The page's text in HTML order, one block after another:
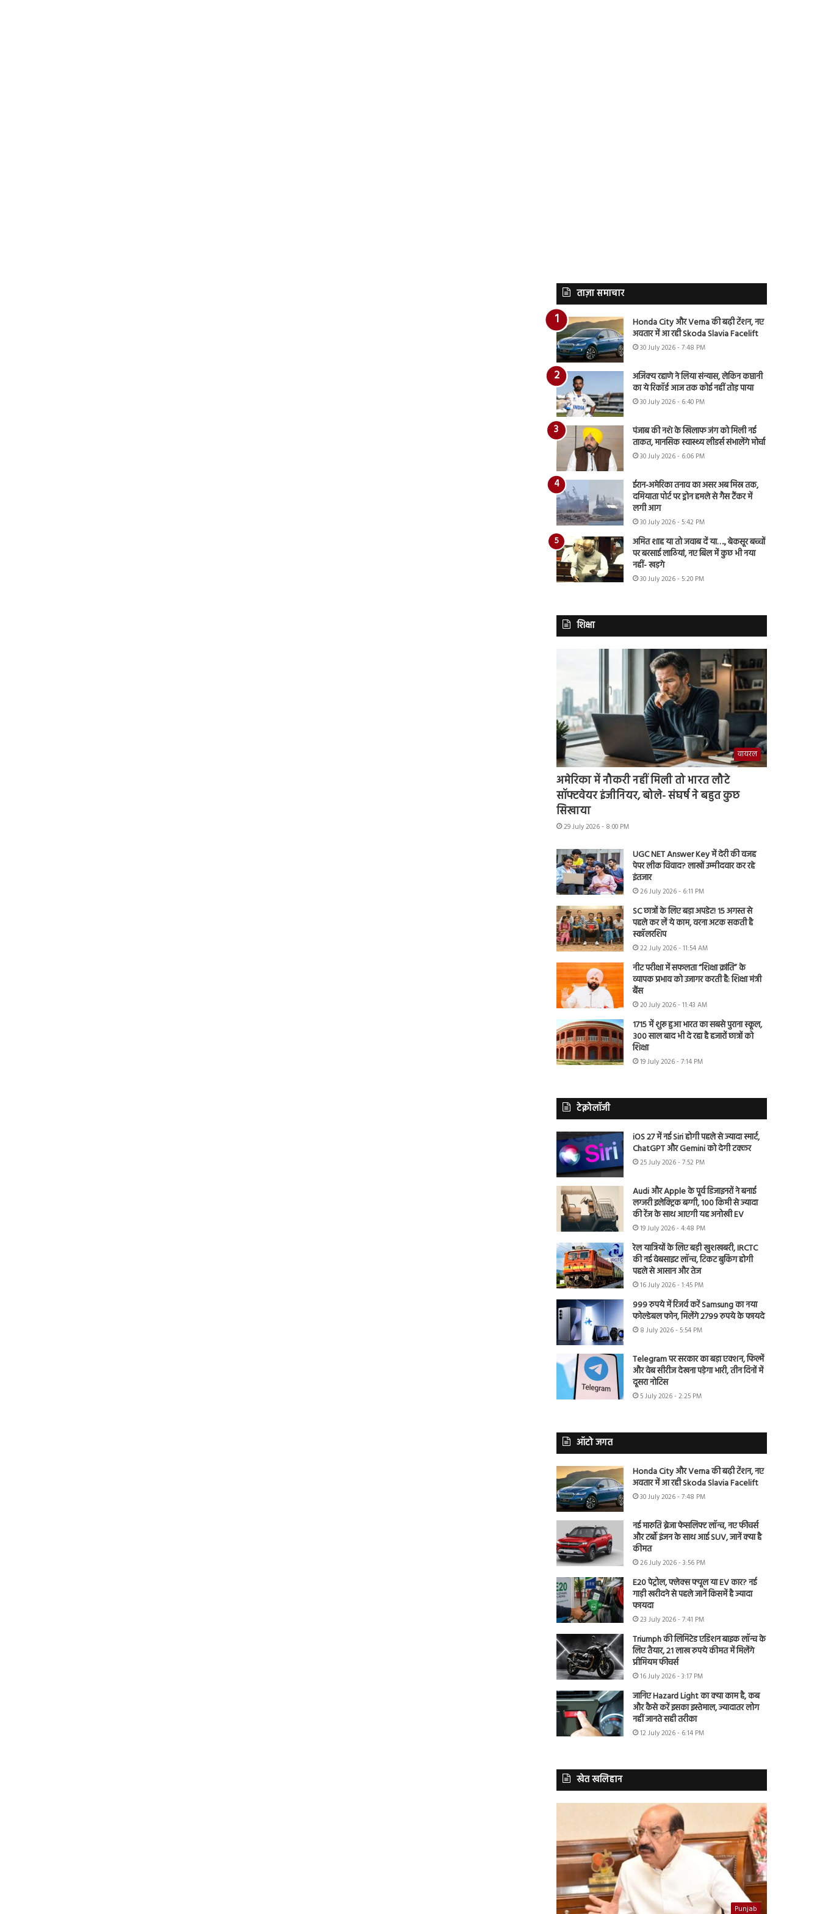
ताज़ा समाचार
Honda City और Verna की बढ़ी टेंशन, नए
अवतार में आ रही Skoda Slavia Facelift
30 July 2026 - 7:48 PM
अजिंक्य रहाणे ने लिया संन्यास, लेकिन कप्तानी
का ये रिकॉर्ड आज तक कोई नहीं तोड़ पाया
30 July 2026 - 6:40 PM
पंजाब की नशे के खिलाफ जंग को मिली नई
ताकत, मानसिक स्वास्थ्य लीडर्स संभालेंगे मोर्चा
30 July 2026 - 6:06 PM
ईरान-अमेरिका तनाव का असर अब मिस्र तक,
दमियाता पोर्ट पर ड्रोन हमले से गैस टैंकर में
लगी आग
30 July 2026 - 5:42 PM
अमित शाह या तो जवाब दें या…., बेकसूर बच्चों
पर बरसाई लाठियां, नए बिल में कुछ भी नया
नहीं- खड़गे
30 July 2026 - 5:20 PM
शिक्षा
वायरल
अमेरिका में नौकरी नहीं मिली तो भारत लौटे
सॉफ्टवेयर इंजीनियर, बोले- संघर्ष ने बहुत कुछ
सिखाया
29 July 2026 - 8:00 PM
UGC NET Answer Key में देरी की वजह
पेपर लीक विवाद? लाखों उम्मीदवार कर रहे
इंतजार
26 July 2026 - 6:11 PM
SC छात्रों के लिए बड़ा अपडेट! 15 अगस्त से
पहले कर लें ये काम, वरना अटक सकती है
स्कॉलरशिप
22 July 2026 - 11:54 AM
नीट परीक्षा में सफलता “शिक्षा क्रांति” के
व्यापक प्रभाव को उजागर करती है: शिक्षा मंत्री
बैंस
20 July 2026 - 11:43 AM
1715 में शुरू हुआ भारत का सबसे पुराना स्कूल,
300 साल बाद भी दे रहा है हजारों छात्रों को
शिक्षा
19 July 2026 - 7:14 PM
टेक्नोलॉजी
iOS 27 में नई Siri होगी पहले से ज्यादा स्मार्ट,
ChatGPT और Gemini को देगी टक्कर
25 July 2026 - 7:52 PM
Audi और Apple के पूर्व डिजाइनरों ने बनाई
लग्जरी इलेक्ट्रिक बग्गी, 100 किमी से ज्यादा
की रेंज के साथ आएगी यह अनोखी EV
19 July 2026 - 4:48 PM
रेल यात्रियों के लिए बड़ी खुशखबरी, IRCTC
की नई वेबसाइट लॉन्च, टिकट बुकिंग होगी
पहले से आसान और तेज
16 July 2026 - 1:45 PM
999 रुपये में रिजर्व करें Samsung का नया
फोल्डेबल फोन, मिलेंगे 2799 रुपये के फायदे
8 July 2026 - 5:54 PM
Telegram पर सरकार का बड़ा एक्शन, फिल्में
और वेब सीरीज देखना पड़ेगा भारी, तीन दिनों में
दूसरा नोटिस
5 July 2026 - 2:25 PM
ऑटो जगत
Honda City और Verna की बढ़ी टेंशन, नए
अवतार में आ रही Skoda Slavia Facelift
30 July 2026 - 7:48 PM
नई मारुति ब्रेजा फेसलिफ्ट लॉन्च, नए फीचर्स
और टर्बो इंजन के साथ आई SUV, जानें क्या है
कीमत
26 July 2026 - 3:56 PM
E20 पेट्रोल, फ्लेक्स फ्यूल या EV कार? नई
गाड़ी खरीदने से पहले जानें किसमें है ज्यादा
फायदा
23 July 2026 - 7:41 PM
Triumph की लिमिटेड एडिशन बाइक लॉन्च के
लिए तैयार, 21 लाख रुपये कीमत में मिलेंगे
प्रीमियम फीचर्स
16 July 2026 - 3:17 PM
जानिए Hazard Light का क्या काम है, कब
और कैसे करें इसका इस्तेमाल, ज्यादातर लोग
नहीं जानते सही तरीका
12 July 2026 - 6:14 PM
खेत खलिहान
Punjab